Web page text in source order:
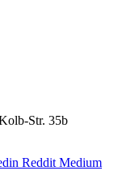
Str. 35b
Reddit Medium